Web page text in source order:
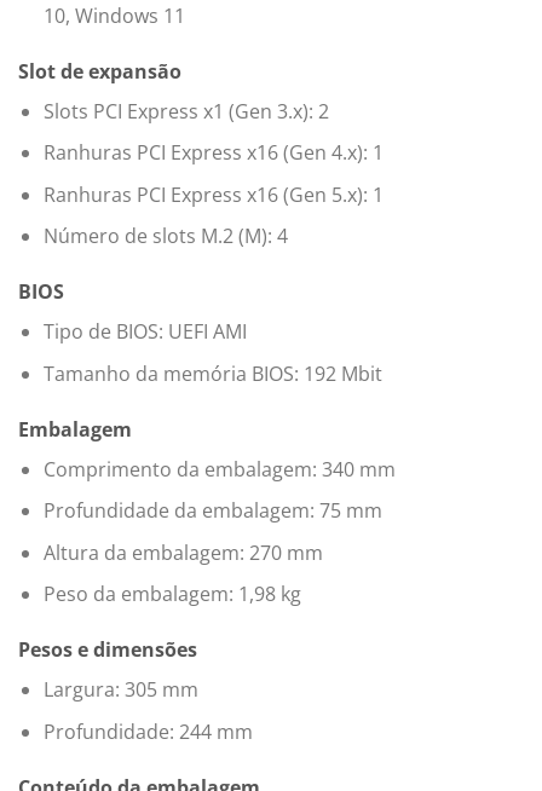
10, Windows 11
Slot de expansão
Slots PCI Express x1 (Gen 3.x): 2
Ranhuras PCI Express x16 (Gen 4.x): 1
Ranhuras PCI Express x16 (Gen 5.x): 1
Número de slots M.2 (M): 4
BIOS
Tipo de BIOS: UEFI AMI
Tamanho da memória BIOS: 192 Mbit
Embalagem
Comprimento da embalagem: 340 mm
Profundidade da embalagem: 75 mm
Altura da embalagem: 270 mm
Peso da embalagem: 1,98 kg
Pesos e dimensões
Largura: 305 mm
Profundidade: 244 mm